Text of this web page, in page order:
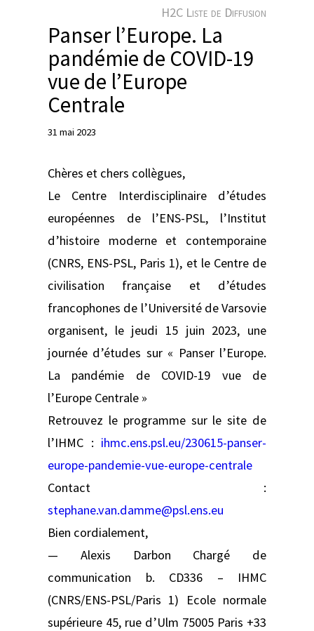
H2C Liste de Diffusion
Panser l’Europe. La
pandémie de COVID-19
vue de l’Europe
Centrale
31 mai 2023
Chères et chers collègues,
Le Centre Interdisciplinaire d’études
européennes de l’ENS-PSL, l’Institut
d’histoire moderne et contemporaine
(CNRS, ENS-PSL, Paris 1), et le Centre de
civilisation française et d’études
francophones de l’Université de Varsovie
organisent, le jeudi 15 juin 2023, une
journée d’études sur « Panser l’Europe.
La pandémie de COVID-19 vue de
l’Europe Centrale »
Retrouvez le programme sur le site de
l’IHMC : ihmc.ens.psl.eu/230615-panser-
europe-pandemie-vue-europe-centrale
Contact :
stephane.van.damme@psl.ens.eu
Bien cordialement,
— Alexis Darbon Chargé de
communication b. CD336 – IHMC
(CNRS/ENS-PSL/Paris 1) Ecole normale
supérieure 45, rue d’Ulm 75005 Paris +33